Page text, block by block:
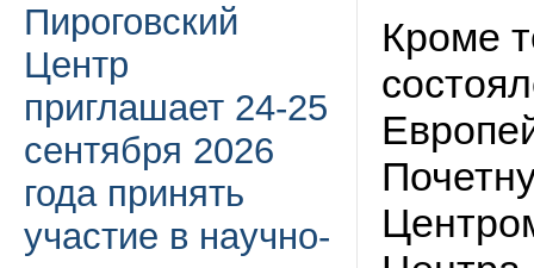
Пироговский
Центр
приглашает 24-25
сентября 2026
года принять
участие в научно-
Кроме